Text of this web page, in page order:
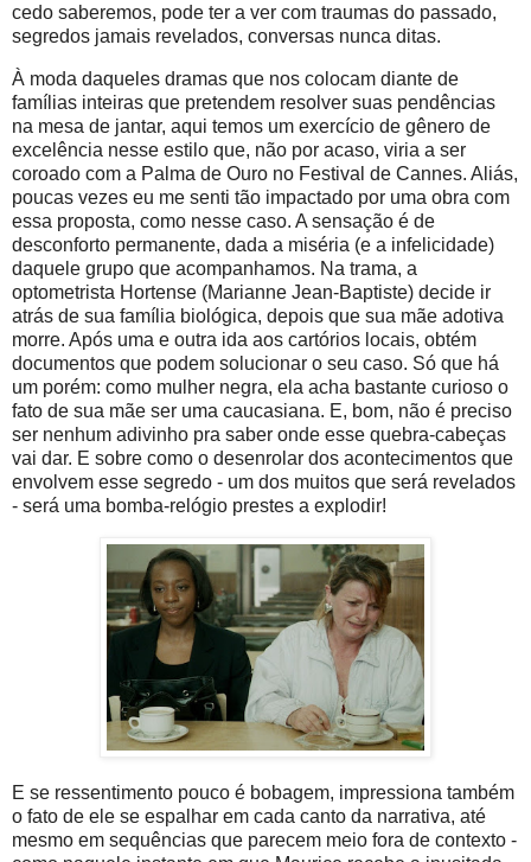
cedo saberemos, pode ter a ver com traumas do passado,
segredos jamais revelados, conversas nunca ditas.
À moda daqueles dramas que nos colocam diante de
famílias inteiras que pretendem resolver suas pendências
na mesa de jantar, aqui temos um exercício de gênero de
excelência nesse estilo que, não por acaso, viria a ser
coroado com a Palma de Ouro no Festival de Cannes. Aliás,
poucas vezes eu me senti tão impactado por uma obra com
essa proposta, como nesse caso. A sensação é de
desconforto permanente, dada a miséria (e a infelicidade)
daquele grupo que acompanhamos. Na trama, a
optometrista Hortense (Marianne Jean-Baptiste) decide ir
atrás de sua família biológica, depois que sua mãe adotiva
morre. Após uma e outra ida aos cartórios locais, obtém
documentos que podem solucionar o seu caso. Só que há
um porém: como mulher negra, ela acha bastante curioso o
fato de sua mãe ser uma caucasiana. E, bom, não é preciso
ser nenhum adivinho pra saber onde esse quebra-cabeças
vai dar. E sobre como o desenrolar dos acontecimentos que
envolvem esse segredo - um dos muitos que será revelados
- será uma bomba-relógio prestes a explodir!
E se ressentimento pouco é bobagem, impressiona também
o fato de ele se espalhar em cada canto da narrativa, até
mesmo em sequências que parecem meio fora de contexto -